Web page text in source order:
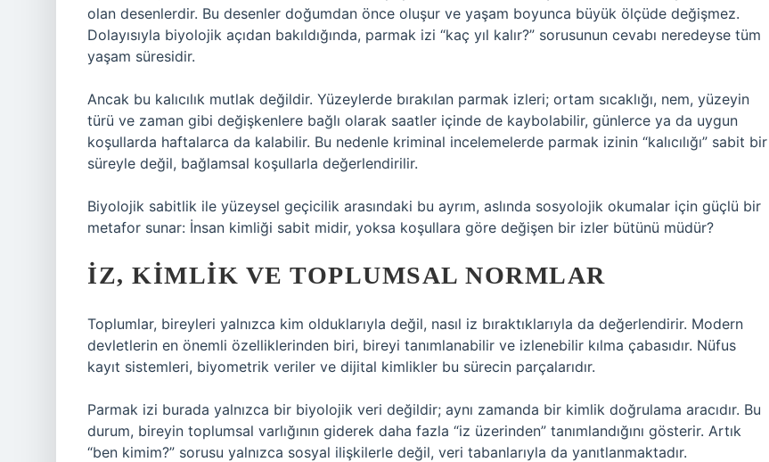
olan desenlerdir. Bu desenler doğumdan önce oluşur ve yaşam boyunca büyük ölçüde değişmez.
Dolayısıyla biyolojik açıdan bakıldığında, parmak izi “kaç yıl kalır?” sorusunun cevabı neredeyse tüm
yaşam süresidir.
Ancak bu kalıcılık mutlak değildir. Yüzeylerde bırakılan parmak izleri; ortam sıcaklığı, nem, yüzeyin
türü ve zaman gibi değişkenlere bağlı olarak saatler içinde de kaybolabilir, günlerce ya da uygun
koşullarda haftalarca da kalabilir. Bu nedenle kriminal incelemelerde parmak izinin “kalıcılığı” sabit bir
süreyle değil, bağlamsal koşullarla değerlendirilir.
Biyolojik sabitlik ile yüzeysel geçicilik arasındaki bu ayrım, aslında sosyolojik okumalar için güçlü bir
metafor sunar: İnsan kimliği sabit midir, yoksa koşullara göre değişen bir izler bütünü müdür?
İZ, KIMLIK VE TOPLUMSAL NORMLAR
Toplumlar, bireyleri yalnızca kim olduklarıyla değil, nasıl iz bıraktıklarıyla da değerlendirir. Modern
devletlerin en önemli özelliklerinden biri, bireyi tanımlanabilir ve izlenebilir kılma çabasıdır. Nüfus
kayıt sistemleri, biyometrik veriler ve dijital kimlikler bu sürecin parçalarıdır.
Parmak izi burada yalnızca bir biyolojik veri değildir; aynı zamanda bir kimlik doğrulama aracıdır. Bu
durum, bireyin toplumsal varlığının giderek daha fazla “iz üzerinden” tanımlandığını gösterir. Artık
“ben kimim?” sorusu yalnızca sosyal ilişkilerle değil, veri tabanlarıyla da yanıtlanmaktadır.